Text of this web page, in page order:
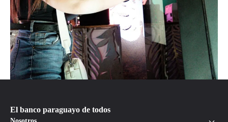
El banco paraguayo de todos